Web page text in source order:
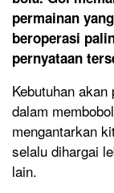
permainan
beroperasi
pernyataan
Kebutuhan
dalam
mengantarkan
selalu dihargai
lain.